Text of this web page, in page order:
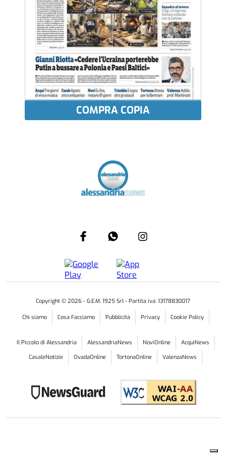
COMPRA COPIA
Copyright © 2026 - G.E.M. 1925 Srl - Partita iva: 13178830017
Chi siamo Cosa Facciamo Pubblicità Privacy Cookie Policy
Il Piccolo di Alessandria AlessandriaNews NoviOnline
AcquiNews
CasaleNotizie
OvadaOnline TortonaOnline ValenzaNews